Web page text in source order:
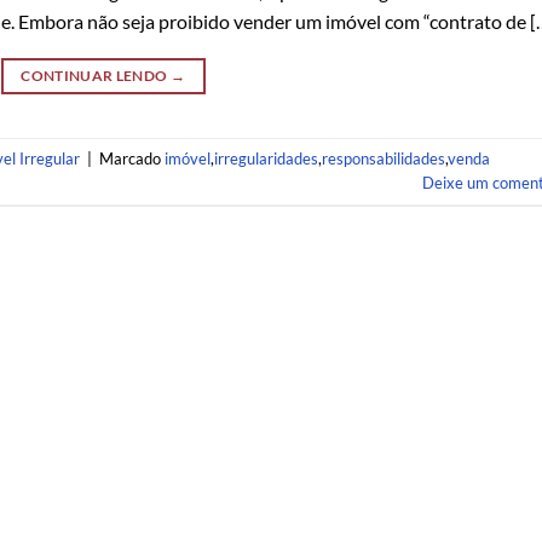
Embora não seja proibido vender um imóvel com “contrato de
CONTINUAR LENDO →
Irregular Marcado imóvel,irregularidades,responsabilidades,venda
Deixe um